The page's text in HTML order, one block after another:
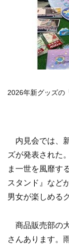
2026年新グッズの
内見会では、
ズが発表された
ま一世を風靡す
スタンド』など
男女が楽しめる
商品販売部の
さんあります。